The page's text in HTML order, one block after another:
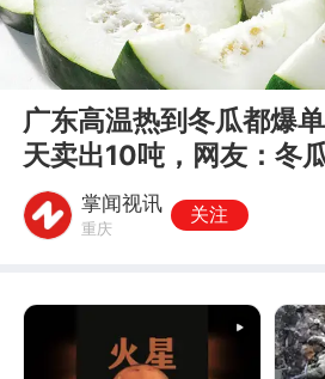
00:00
广东高温热到冬瓜都爆
天卖出10吨，网友：冬
种吃法掌闻视讯
重庆
关注